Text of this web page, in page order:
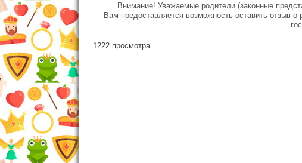
Внимание! Уважаемые родители (законные
Вам предоставляется возможность оставить отзыв о
1222 просмотра